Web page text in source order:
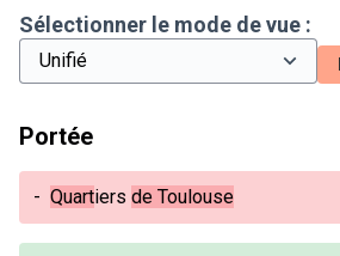
Sélectionner le mode de vue :
Portée
- Quartiers de Toulouse